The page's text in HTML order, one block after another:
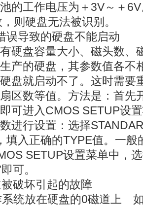
的工作电压为＋3V～＋
则硬盘无法被识别。
误导致的硬盘不能启动
盘容量大小、磁头数、
产的硬盘，其参数值各不
盘就启动不了。这时需要
区数等值。方法是：首先
可进入CMOS SETUP设
进行设置：选择
填入正确的TYPE值。一
SETUP设置菜单中，
可。
破坏引起的故障
放在硬盘的0磁道上 如